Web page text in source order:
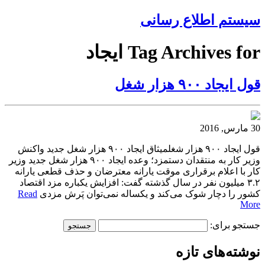
سیستم اطلاع رسانی
Tag Archives for ایجاد
قول ایجاد ۹۰۰ هزار شغل
30 مارس, 2016
قول ایجاد ۹۰۰ هزار شغلمیثاق ایجاد ۹۰۰ هزار شغل جدید واکنش
وزیر کار به منتقدان دستمزد؛ وعده ایجاد ۹۰۰ هزار شغل جدید وزیر
کار با اعلام برقراری موقت یارانه معترضان و حذف قطعی یارانه
۳.۲ میلیون نفر در سال گذشته گفت: افزایش یکباره مزد اقتصاد
کشور را دچار شوک می‌کند و یکساله نمی‌توان پَرش مزدی Read
More
جستجو برای:
نوشته‌های تازه